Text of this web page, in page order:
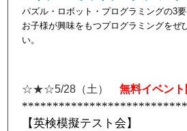
パズル・ロボット・プログラミングの3
お子様が興味をもつプログラミングをぜ
い。
☆★☆5/28 （土）無料イベン
【英検模擬テスト会】